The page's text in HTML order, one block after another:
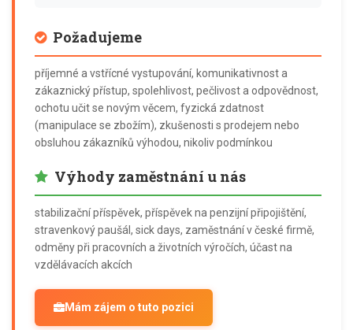
Požadujeme
příjemné a vstřícné vystupování, komunikativnost a
zákaznický přístup, spolehlivost, pečlivost a odpovědnost,
ochotu učit se novým věcem, fyzická zdatnost
(manipulace se zbožím), zkušenosti s prodejem nebo
obsluhou zákazníků výhodou, nikoliv podmínkou
Výhody zaměstnání u nás
stabilizační příspěvek, příspěvek na penzijní připojištění,
stravenkový paušál, sick days, zaměstnání v české firmě,
odměny při pracovních a životních výročích, účast na
vzdělávacích akcích
Mám zájem o tuto pozici